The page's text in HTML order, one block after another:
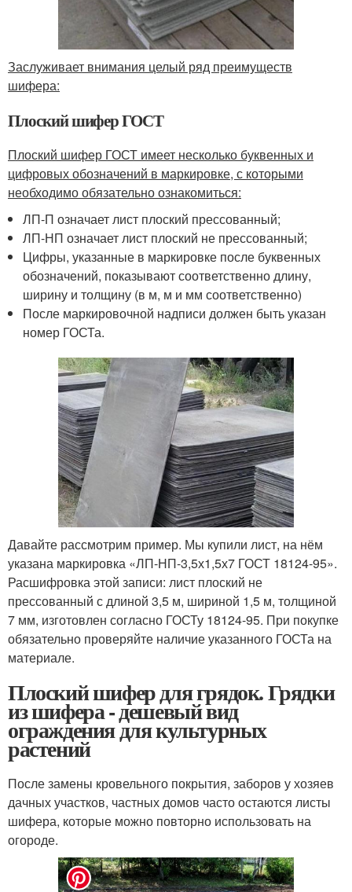
Заслуживает внимания целый ряд преимуществ
шифера:
Плоский шифер ГОСТ
Плоский шифер ГОСТ имеет несколько буквенных и
цифровых обозначений в маркировке, с которыми
необходимо обязательно ознакомиться:
ЛП-П означает лист плоский прессованный;
ЛП-НП означает лист плоский не прессованный;
Цифры, указанные в маркировке после буквенных
обозначений, показывают соответственно длину,
ширину и толщину (в м, м и мм соответственно)
После маркировочной надписи должен быть указан
номер ГОСТа.
Давайте рассмотрим пример. Мы купили лист, на нём
указана маркировка «ЛП-НП-3,5х1,5х7 ГОСТ 18124-95».
Расшифровка этой записи: лист плоский не
прессованный с длиной 3,5 м, шириной 1,5 м, толщиной
7 мм, изготовлен согласно ГОСТу 18124-95. При покупке
обязательно проверяйте наличие указанного ГОСТа на
материале.
Плоский шифер для грядок. Грядки
из шифера - дешевый вид
ограждения для культурных
растений
После замены кровельного покрытия, заборов у хозяев
дачных участков, частных домов часто остаются листы
шифера, которые можно повторно использовать на
огороде.